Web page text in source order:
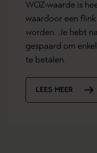
WOZ-waarde is
waardoor een
worden. Je hebt
gespaard om
te betalen.
LEES MEER